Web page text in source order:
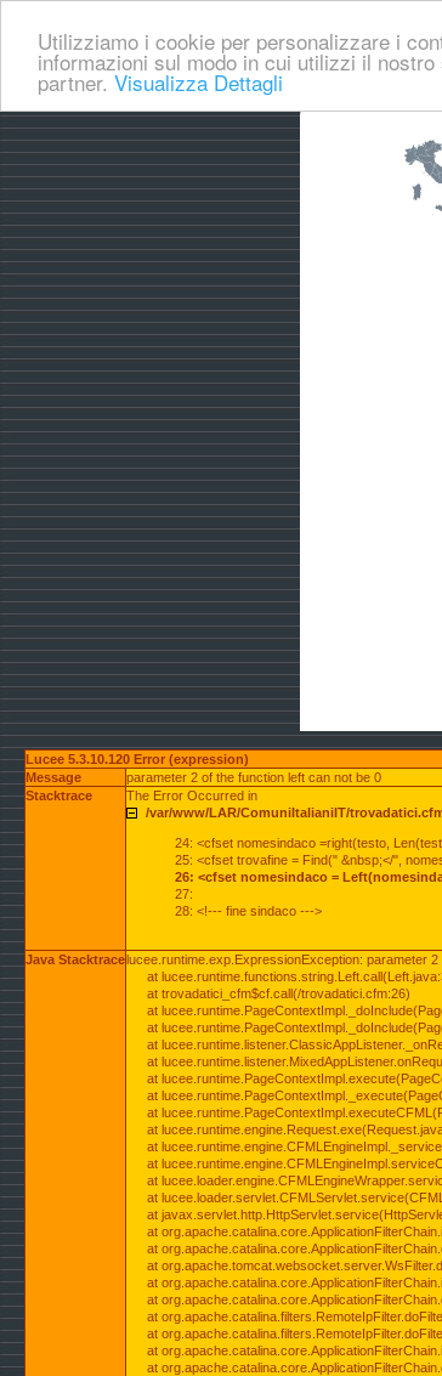
Utilizziamo i cookie per personalizzare i
informazioni sul modo in cui utilizzi il
partner. Visualizza Dettagli
Lucee 5.3.10.120 Error (expression)
Message
parameter 2 of the function left can not be 0
Stacktrace
The Error Occurred in
/var/www/LAR/ComuniItalianiIT/
24: <cfset nomesindaco =right(testo,
25: <cfset trovafine = Find(" &nbsp;</",
26: <cfset nomesindaco =
27:
28: <!--- fine sindaco --->
Java Stacktracelucee.runtime.exp.ExpressionException: parameter
at
at trovadatici_cfm$cf.call(/trovadatici.cfm:26)
at
at
at
at
at
at
at
at
at
at
at
at
at
at
at
at
at
at
at
at
at
at